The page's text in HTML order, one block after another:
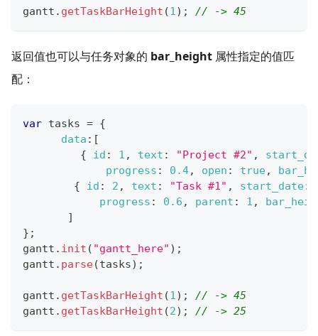
gantt . getTaskBarHeight (1) ; // -> 45
返回值也可以与任务对象的 bar_height 属性指定的值匹
配：
var tasks = {
data : [
{
id : 1 , text : "Project #2" ,
progress : 0.4, open : true,
{
id : 2 , text : "Task #1" , start_date:
progress : 0.6 , parent : 1 ,
]
} ;
gantt . init ( "gantt_here" ) ;
gantt . parse(tasks) ;
gantt . getTaskBarHeight (1) ;
// -> 45
gantt . getTaskBarHeight (2) ; // -> 25